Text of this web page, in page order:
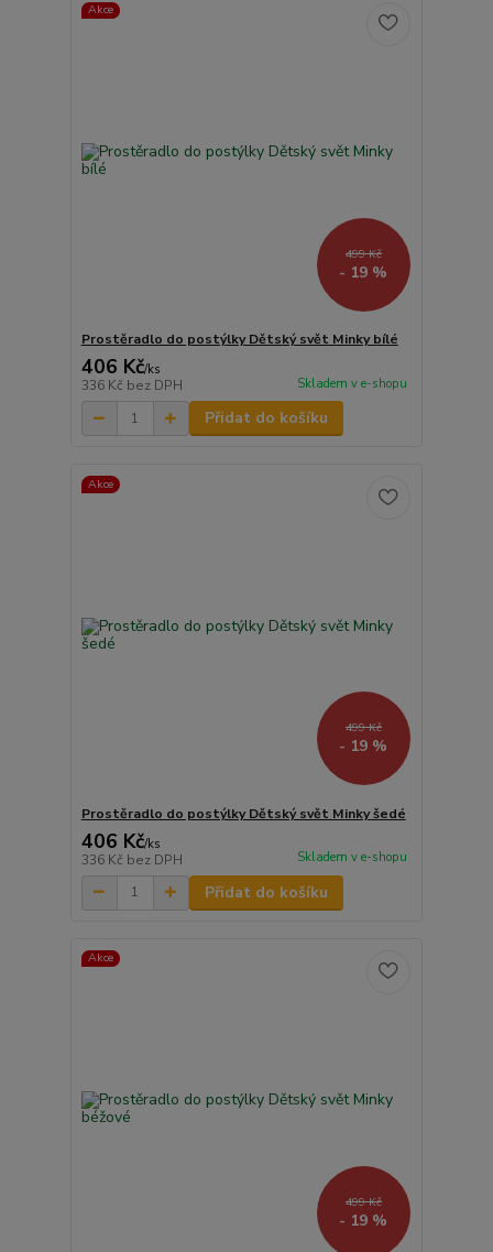
Akce
499 Kč
- 19 %
Prostěradlo do postýlky Dětský svět Minky bílé
406 Kč/ks
336 Kč bez DPH Skladem v e-shopu
Přidat do košíku
Akce
499 Kč
- 19 %
Prostěradlo do postýlky Dětský svět Minky šedé
406 Kč/ks
336 Kč bez DPH Skladem v e-shopu
Přidat do košíku
Akce
499 Kč
- 19 %